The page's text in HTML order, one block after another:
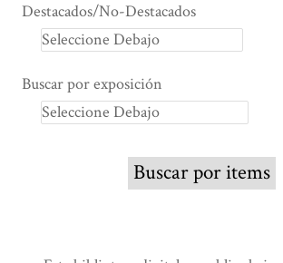
Destacados/No-Destacados
Buscar por exposición